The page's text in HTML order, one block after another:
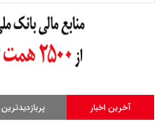
آخرین اخبار پربازدیدترین